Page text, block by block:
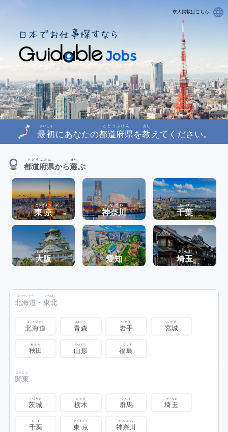
求人掲載はこちら language
最初
さいしょ
にあなたの都道府県
とどうふけん
を教
おし
えてください。
都道府県
とどうふけん
から選
えら
ぶ
東京
とうきょう
神奈川
かながわ
千葉
ちば
大阪
おおさか
愛知
あいち
埼玉
さいたま
北海道
ほっかいどう
・ 東北
とうほく
北海道
ほっかいどう
青森
あおもり
岩手
いわて
宮城
みやぎ
秋田
あきた
山形
やまがた
福島
ふくしま
関東
かんとう
茨城
いばらき
栃木
とちぎ
群馬
ぐんま
埼玉
さいたま
千葉
ちば
東京
とうきょう
神奈川
かながわ